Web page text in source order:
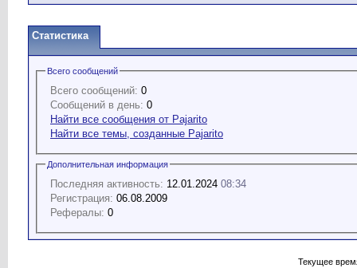
Статистика
Всего сообщений
Всего сообщений: 0
Сообщений в день: 0
Найти все сообщения от Pajarito
Найти все темы, созданные Pajarito
Дополнительная информация
Последняя активность: 12.01.2024 08:34
Регистрация: 06.08.2009
Рефералы: 0
Текущее